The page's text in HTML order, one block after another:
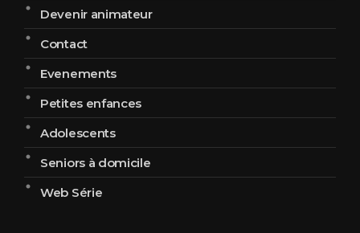
Devenir animateur
Contact
Evenements
Petites enfances
Adolescents
Seniors à domicile
Web Série